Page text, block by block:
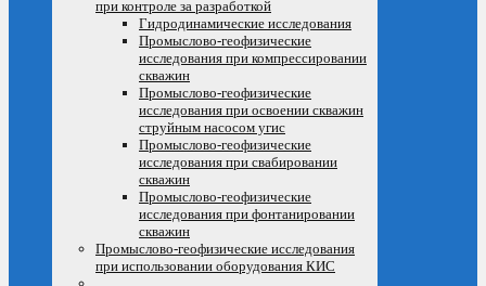
при контроле за разработкой
Гидродинамические исследования
Промыслово-геофизические
исследования при компрессировании
скважин
Промыслово-геофизические
исследования при освоении скважин
струйным насосом угис
Промыслово-геофизические
исследования при свабировании
скважин
Промыслово-геофизические
исследования при фонтанировании
скважин
Промыслово-геофизические исследования
при использовании оборудования КИС